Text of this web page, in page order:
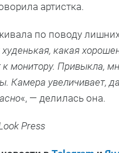
артистка.
по поводу
какая
монитору. Привыкла,
Камера увеличивает,
«, — делилась она.
Press